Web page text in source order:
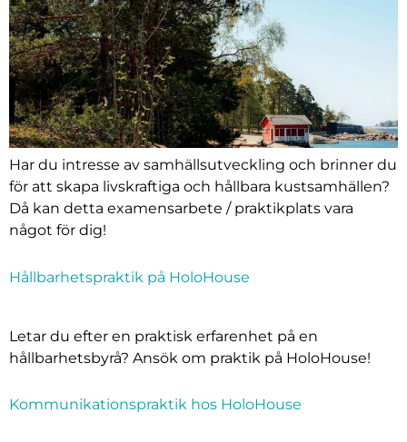
Har du intresse av samhällsutveckling och brinner du
för att skapa livskraftiga och hållbara kustsamhällen?
Då kan detta examensarbete / praktikplats vara
något för dig!
Hållbarhetspraktik på HoloHouse
Letar du efter en praktisk erfarenhet på en
hållbarhetsbyrå? Ansök om praktik på HoloHouse!
Kommunikationspraktik hos HoloHouse